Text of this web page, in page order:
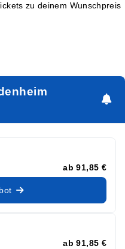
zu deinem Wunschpreis
ab 91,85 €
ab 91,85 €